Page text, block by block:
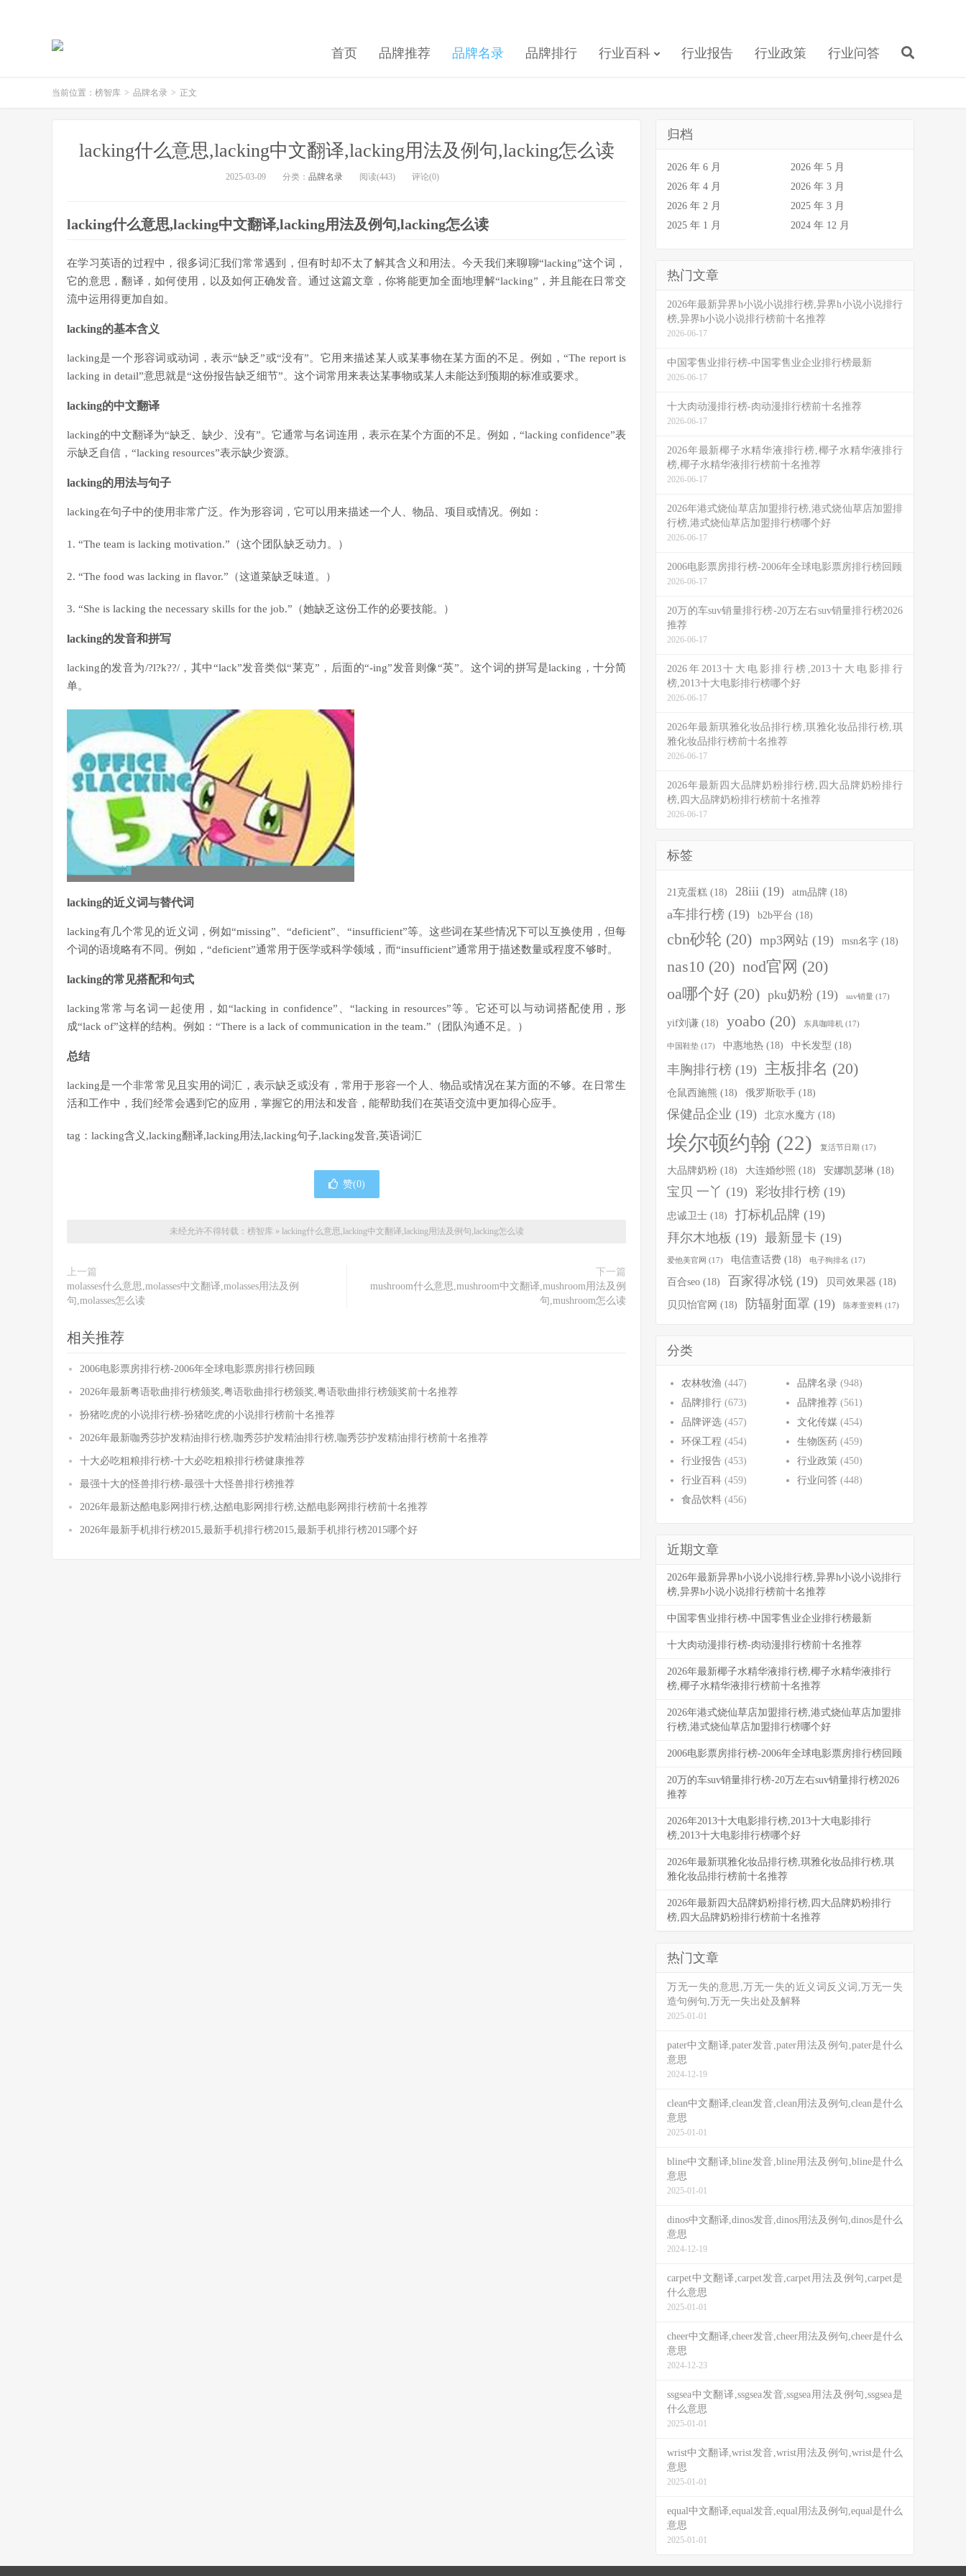
首页 品牌推荐 品牌名录 品牌排行 行业百科 行业报告 行业政策 行业问答
当前位置： 榜智库 > 品牌名录 > 正文
lacking什么意思,lacking中文翻译,lacking用法及例句,lacking怎么读
2025-03-09 分类： 品牌名录 阅读(443) 评论(0)
lacking什么意思,lacking中文翻译,lacking用法及例句,lacking怎么读
在学习英语的过程中，很多词汇我们常常遇到，但有时却不太了解其含义和用法。今天我们来聊聊“lacking”这个词，
它的意思，翻译，如何使用，以及如何正确发音。通过这篇文章，你将能更加全面地理解“lacking”，并且能在日常交
流中运用得更加自如。
lacking的基本含义
lacking是一个形容词或动词，表示“缺乏”或“没有”。它用来描述某人或某事物在某方面的不足。例如，“The report is
lacking in detail”意思就是“这份报告缺乏细节”。这个词常用来表达某事物或某人未能达到预期的标准或要求。
lacking的中文翻译
lacking的中文翻译为“缺乏、缺少、没有”。它通常与名词连用，表示在某个方面的不足。例如，“lacking confidence”表
示缺乏自信，“lacking resources”表示缺少资源。
lacking的用法与句子
lacking在句子中的使用非常广泛。作为形容词，它可以用来描述一个人、物品、项目或情况。例如：
1. “The team is lacking motivation.”（这个团队缺乏动力。）
2. “The food was lacking in flavor.”（这道菜缺乏味道。）
3. “She is lacking the necessary skills for the job.”（她缺乏这份工作的必要技能。）
lacking的发音和拼写
lacking的发音为/?l?k??/，其中“lack”发音类似“莱克”，后面的“-ing”发音则像“英”。这个词的拼写是lacking，十分简
单。
lacking的近义词与替代词
lacking有几个常见的近义词，例如“missing”、“deficient”、“insufficient”等。这些词在某些情况下可以互换使用，但每
个词的语境略有不同。例如，“deficient”通常用于医学或科学领域，而“insufficient”通常用于描述数量或程度不够时。
lacking的常见搭配和句式
lacking常常与名词一起使用，如“lacking in confidence”、“lacking in resources”等。它还可以与动词搭配使用，形
成“lack of”这样的结构。例如：“There is a lack of communication in the team.”（团队沟通不足。）
总结
lacking是一个非常常见且实用的词汇，表示缺乏或没有，常用于形容一个人、物品或情况在某方面的不够。在日常生
活和工作中，我们经常会遇到它的应用，掌握它的用法和发音，能帮助我们在英语交流中更加得心应手。
tag：lacking含义,lacking翻译,lacking用法,lacking句子,lacking发音,英语词汇
赞(0)
未经允许不得转载： 榜智库» lacking什么意思,lacking中文翻译,lacking用法及例句,lacking怎么读
上一篇
molasses什么意思,molasses中文翻译,molasses用法及例
句,molasses怎么读
下一篇
mushroom什么意思,mushroom中文翻译,mushroom用法及例
句,mushroom怎么读
相关推荐
2006电影票房排行榜-2006年全球电影票房排行榜回顾
2026年最新粤语歌曲排行榜颁奖,粤语歌曲排行榜颁奖,粤语歌曲排行榜颁奖前十名推荐
扮猪吃虎的小说排行榜-扮猪吃虎的小说排行榜前十名推荐
2026年最新咖秀莎护发精油排行榜,咖秀莎护发精油排行榜,咖秀莎护发精油排行榜前十名推荐
十大必吃粗粮排行榜-十大必吃粗粮排行榜健康推荐
最强十大的怪兽排行榜-最强十大怪兽排行榜推荐
2026年最新达酷电影网排行榜,达酷电影网排行榜,达酷电影网排行榜前十名推荐
2026年最新手机排行榜2015,最新手机排行榜2015,最新手机排行榜2015哪个好
归档
2026 年 6 月
2026 年 5 月
2026 年 4 月
2026 年 3 月
2026 年 2 月
2025 年 3 月
2025 年 1 月
2024 年 12 月
热门文章
2026年最新异界h小说小说排行榜,异界h小说小说排行
榜,异界h小说小说排行榜前十名推荐
2026-06-17
中国零售业排行榜-中国零售业企业排行榜最新
2026-06-17
十大肉动漫排行榜-肉动漫排行榜前十名推荐
2026-06-17
2026年最新椰子水精华液排行榜,椰子水精华液排行
榜,椰子水精华液排行榜前十名推荐
2026-06-17
2026年港式烧仙草店加盟排行榜,港式烧仙草店加盟排
行榜,港式烧仙草店加盟排行榜哪个好
2026-06-17
2006电影票房排行榜-2006年全球电影票房排行榜回顾
2026-06-17
20万的车suv销量排行榜-20万左右suv销量排行榜2026
推荐
2026-06-17
2026年2013十大电影排行榜,2013十大电影排行
榜,2013十大电影排行榜哪个好
2026-06-17
2026年最新琪雅化妆品排行榜,琪雅化妆品排行榜,琪
雅化妆品排行榜前十名推荐
2026-06-17
2026年最新四大品牌奶粉排行榜,四大品牌奶粉排行
榜,四大品牌奶粉排行榜前十名推荐
2026-06-17
标签
21克蛋糕 (18) 28iii (19) atm品牌 (18)
a车排行榜 (19) b2b平台 (18)
cbn砂轮 (20) mp3网站 (19) msn名字 (18)
nas10 (20) nod官网 (20)
oa哪个好 (20) pku奶粉 (19) suv销量 (17)
yif刘谦 (18) yoabo (20) 东具咖啡机 (17)
中国鞋垫 (17) 中惠地热 (18) 中长发型 (18)
丰胸排行榜 (19) 主板排名 (20)
仓鼠西施熊 (18) 俄罗斯歌手 (18)
保健品企业 (19) 北京水魔方 (18)
埃尔顿约翰 (22) 复活节日期 (17)
大品牌奶粉 (18) 大连婚纱照 (18) 安娜凯瑟琳 (18)
宝贝 一丫 (19) 彩妆排行榜 (19)
忠诚卫士 (18) 打标机品牌 (19)
拜尔木地板 (19) 最新显卡 (19)
爱他美官网 (17) 电信查话费 (18) 电子狗排名 (17)
百合seo (18) 百家得冰锐 (19) 贝司效果器 (18)
贝贝怡官网 (18) 防辐射面罩 (19) 陈孝萱资料 (17)
分类
农林牧渔 (447) 品牌名录 (948)
品牌排行 (673) 品牌推荐 (561)
品牌评选 (457) 文化传媒 (454)
环保工程 (454) 生物医药 (459)
行业报告 (453) 行业政策 (450)
行业百科 (459) 行业问答 (448)
食品饮料 (456)
近期文章
2026年最新异界h小说小说排行榜,异界h小说小说排行
榜,异界h小说小说排行榜前十名推荐
中国零售业排行榜-中国零售业企业排行榜最新
十大肉动漫排行榜-肉动漫排行榜前十名推荐
2026年最新椰子水精华液排行榜,椰子水精华液排行
榜,椰子水精华液排行榜前十名推荐
2026年港式烧仙草店加盟排行榜,港式烧仙草店加盟排
行榜,港式烧仙草店加盟排行榜哪个好
2006电影票房排行榜-2006年全球电影票房排行榜回顾
20万的车suv销量排行榜-20万左右suv销量排行榜2026
推荐
2026年2013十大电影排行榜,2013十大电影排行
榜,2013十大电影排行榜哪个好
2026年最新琪雅化妆品排行榜,琪雅化妆品排行榜,琪
雅化妆品排行榜前十名推荐
2026年最新四大品牌奶粉排行榜,四大品牌奶粉排行
榜,四大品牌奶粉排行榜前十名推荐
热门文章
万无一失的意思,万无一失的近义词反义词,万无一失
造句例句,万无一失出处及解释
2025-01-01
pater中文翻译,pater发音,pater用法及例句,pater是什么
意思
2024-12-19
clean中文翻译,clean发音,clean用法及例句,clean是什么
意思
2025-01-01
bline中文翻译,bline发音,bline用法及例句,bline是什么
意思
2025-01-01
dinos中文翻译,dinos发音,dinos用法及例句,dinos是什么
意思
2024-12-19
carpet中文翻译,carpet发音,carpet用法及例句,carpet是
什么意思
2025-01-01
cheer中文翻译,cheer发音,cheer用法及例句,cheer是什么
意思
2024-12-23
ssgsea中文翻译,ssgsea发音,ssgsea用法及例句,ssgsea是
什么意思
2025-01-01
wrist中文翻译,wrist发音,wrist用法及例句,wrist是什么
意思
2025-01-01
equal中文翻译,equal发音,equal用法及例句,equal是什么
意思
2025-01-01